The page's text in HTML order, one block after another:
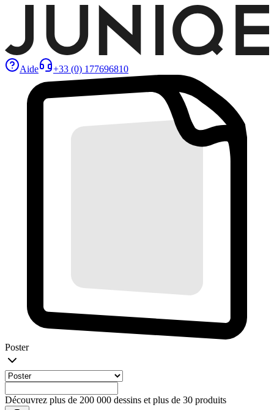
Aide +33 (0) 177696810
Poster
Découvrez plus de 200 000 dessins et plus de 30 produits